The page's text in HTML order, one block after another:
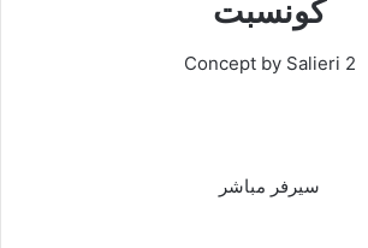
كونسبت
Concept by Salieri 2
سيرفر مباشر